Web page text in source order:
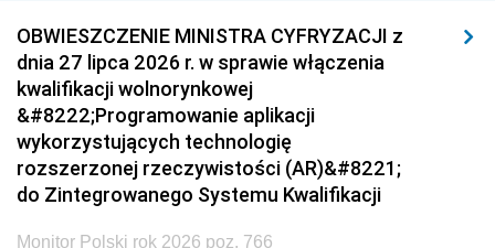
OBWIESZCZENIE MINISTRA CYFRYZACJI z
dnia 27 lipca 2026 r. w sprawie włączenia
kwalifikacji wolnorynkowej
&#8222;Programowanie aplikacji
wykorzystujących technologię
rozszerzonej rzeczywistości (AR)&#8221;
do Zintegrowanego Systemu Kwalifikacji
Monitor Polski rok 2026 poz. 766